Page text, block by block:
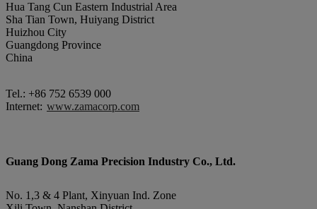
Hua Tang Cun Eastern Industrial Area
Sha Tian Town, Huiyang District
Huizhou City
Guangdong Province
China
Tel.: +86 752 6539 000
Internet: www.zamacorp.com
Guang Dong Zama Precision Industry Co., Ltd.
No. 1,3 & 4 Plant, Xinyuan Ind. Zone